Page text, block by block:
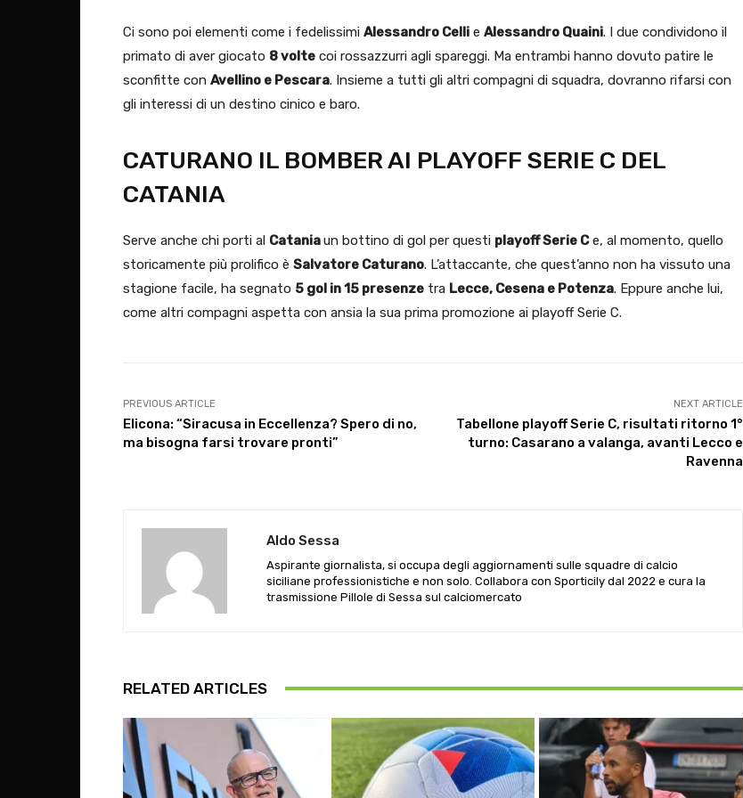
Ci sono poi elementi come i fedelissimi Alessandro Celli e Alessandro Quaini. I due condividono il
primato di aver giocato 8 volte coi rossazzurri agli spareggi. Ma entrambi hanno dovuto patire le
sconfitte con Avellino e Pescara. Insieme a tutti gli altri compagni di squadra, dovranno rifarsi con
gli interessi di un destino cinico e baro.
CATURANO IL BOMBER AI PLAYOFF SERIE C DEL
CATANIA
Serve anche chi porti al Cataniaun bottino di gol per questi playoff Serie Ce, al momento, quello
storicamente più prolifico è Salvatore Caturano. L’attaccante, che quest’anno non ha vissuto una
stagione facile, ha segnato 5 gol in 15 presenze tra Lecce, Cesena e Potenza. Eppure anche lui,
come altri compagni aspetta con ansia la sua prima promozione ai playoff Serie C.
PREVIOUS ARTICLE
Elicona: “Siracusa in Eccellenza? Spero di no,
ma bisogna farsi trovare pronti”
NEXT ARTICLE
Tabellone playoff Serie C, risultati ritorno 1°
turno: Casarano a valanga, avanti Lecco e
Ravenna
Aldo Sessa
Aspirante giornalista, si occupa degli aggiornamenti sulle squadre di calcio
siciliane professionistiche e non solo. Collabora con Sporticily dal 2022 e cura la
trasmissione Pillole di Sessa sul calciomercato
RELATED ARTICLES